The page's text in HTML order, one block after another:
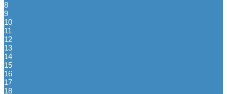
8
9
10
11
12
13
14
15
16
17
18